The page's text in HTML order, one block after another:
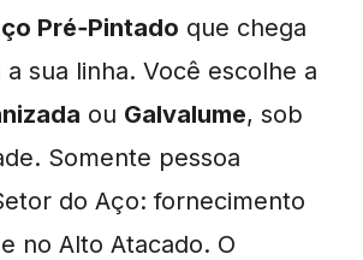
Pré‑Pintado que chega
sua linha. Você escolhe a
ou Galvalume, sob
Somente pessoa
do Aço: fornecimento
no Alto Atacado. O